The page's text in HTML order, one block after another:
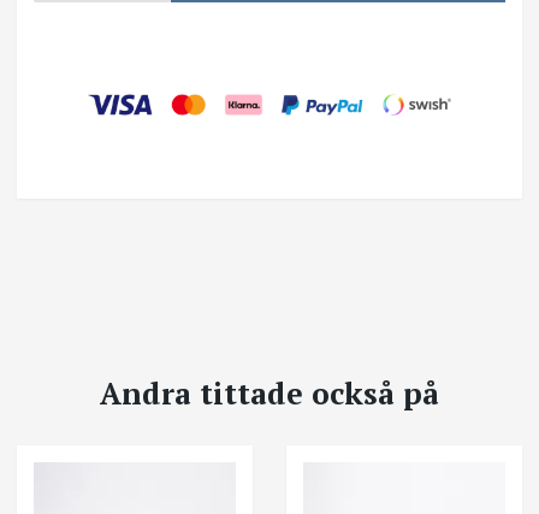
Andra tittade också på